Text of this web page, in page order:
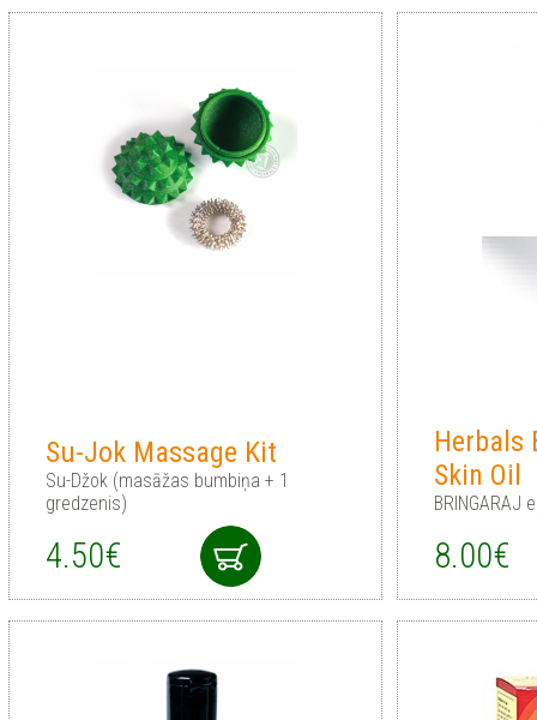
Su-Jok Massage Kit
Su-Džok (masāžas bumbiņa + 1
gredzenis)
4.50€
Herbals
Skin Oil
BRINGARAJ
8.00€